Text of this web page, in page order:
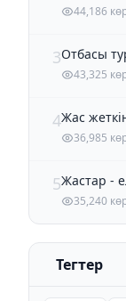
44,186
3Отбасы
43,325
4Жас
36,985
5Жастар -
35,240
Тегтер